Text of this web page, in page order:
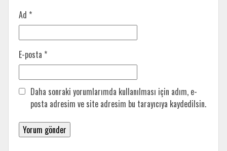
Ad *
E-posta *
Daha sonraki yorumlarımda kullanılması için adım, e-
posta adresim ve site adresim bu tarayıcıya kaydedilsin.